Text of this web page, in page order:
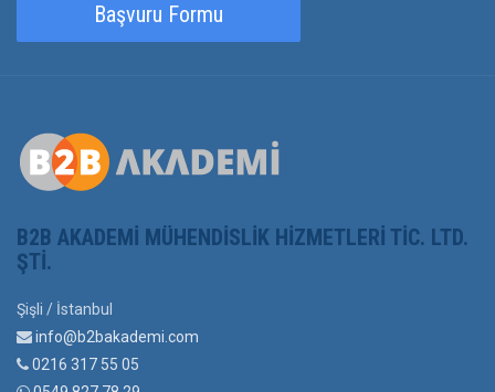
Başvuru Formu
B2B AKADEMI MÜHENDISLIK HIZMETLERI TIC. LTD.
ŞTI.
Şişli / İstanbul
info@b2bakademi.com
0216 317 55 05